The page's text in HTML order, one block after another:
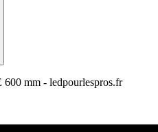
mm - ledpourlespros.fr